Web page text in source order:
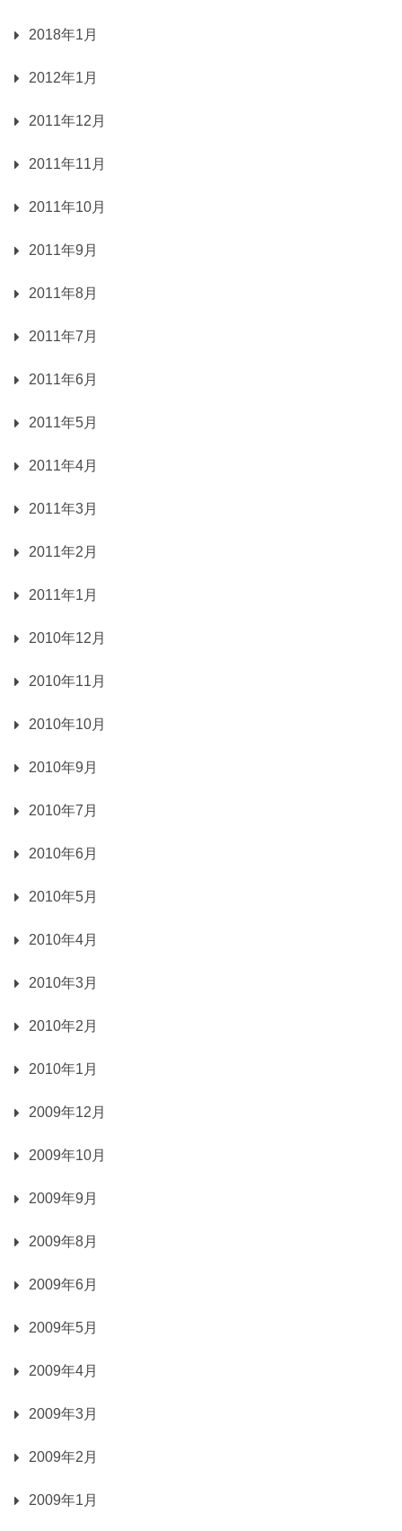
2018年1月
2012年1月
2011年12月
2011年11月
2011年10月
2011年9月
2011年8月
2011年7月
2011年6月
2011年5月
2011年4月
2011年3月
2011年2月
2011年1月
2010年12月
2010年11月
2010年10月
2010年9月
2010年7月
2010年6月
2010年5月
2010年4月
2010年3月
2010年2月
2010年1月
2009年12月
2009年10月
2009年9月
2009年8月
2009年6月
2009年5月
2009年4月
2009年3月
2009年2月
2009年1月